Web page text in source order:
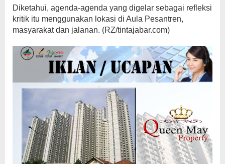
Diketahui, agenda-agenda yang digelar sebagai refleksi
kritik itu menggunakan lokasi di Aula Pesantren,
masyarakat dan jalanan. (RZ/tintajabar.com)